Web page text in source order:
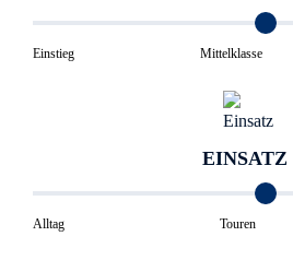
Einstieg Mittelklasse
EINSATZ
Alltag Touren